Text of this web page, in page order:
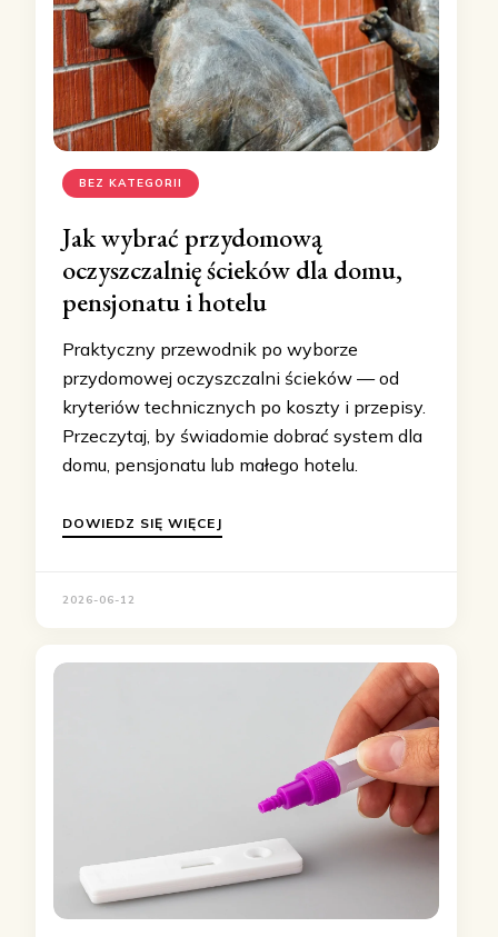
BEZ KATEGORII
Jak wybrać przydomową
oczyszczalnię ścieków dla domu,
pensjonatu i hotelu
Praktyczny przewodnik po wyborze
przydomowej oczyszczalni ścieków — od
kryteriów technicznych po koszty i przepisy.
Przeczytaj, by świadomie dobrać system dla
domu, pensjonatu lub małego hotelu.
DOWIEDZ SIĘ WIĘCEJ
2026-06-12